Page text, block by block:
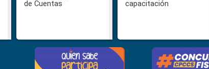
de Cuentas
capacitación